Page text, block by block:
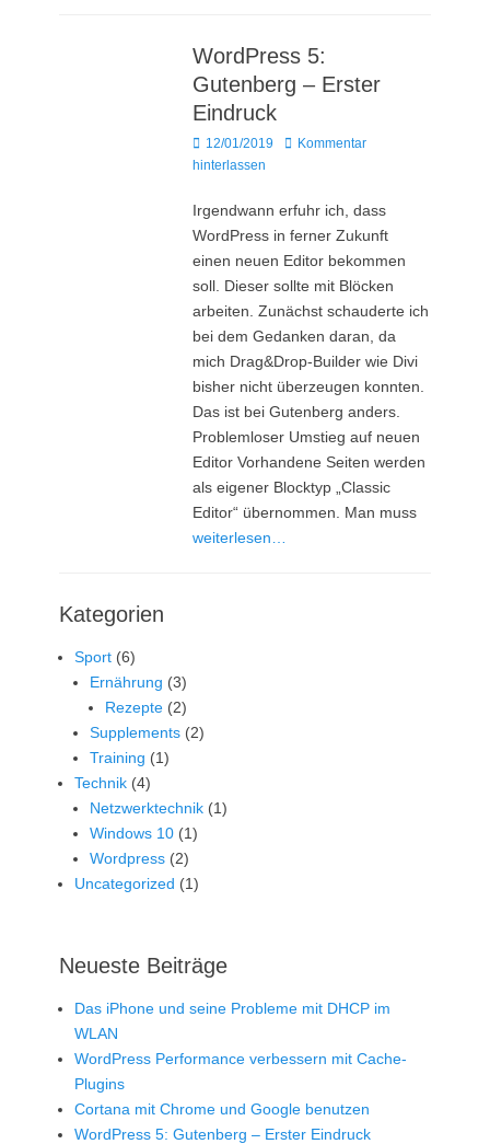
WordPress 5:
Gutenberg – Erster
Eindruck
Posted
on
12/01/2019
Kommentar
hinterlassen
Irgendwann erfuhr ich, dass
WordPress in ferner Zukunft
einen neuen Editor bekommen
soll. Dieser sollte mit Blöcken
arbeiten. Zunächst schauderte ich
bei dem Gedanken daran, da
mich Drag&Drop-Builder wie Divi
bisher nicht überzeugen konnten.
Das ist bei Gutenberg anders.
Problemloser Umstieg auf neuen
Editor Vorhandene Seiten werden
als eigener Blocktyp „Classic
Editor“ übernommen. Man muss
weiterlesen…
Kategorien
Sport (6)
Ernährung (3)
Rezepte (2)
Supplements (2)
Training (1)
Technik (4)
Netzwerktechnik (1)
Windows 10 (1)
Wordpress (2)
Uncategorized (1)
Neueste Beiträge
Das iPhone und seine Probleme mit DHCP im
WLAN
WordPress Performance verbessern mit Cache-
Plugins
Cortana mit Chrome und Google benutzen
WordPress 5: Gutenberg – Erster Eindruck